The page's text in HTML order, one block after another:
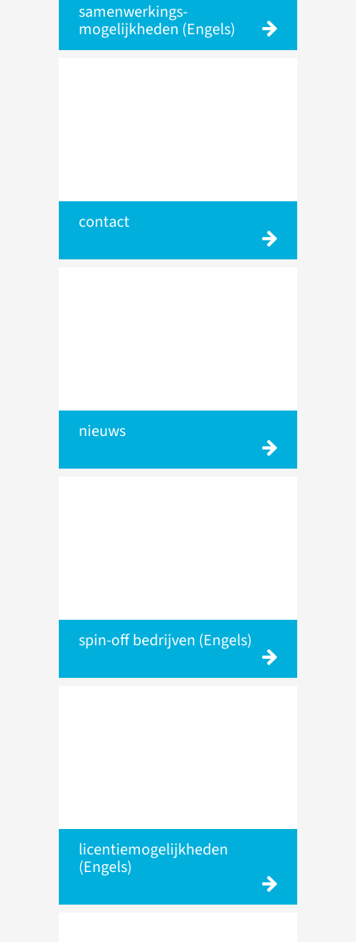
samenwerkings-
mogelijkheden (Engels)
contact
nieuws
spin-off bedrijven (Engels)
licentiemogelijkheden
(Engels)